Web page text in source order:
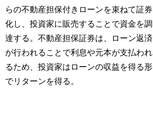
らの不動産担保付きローンを束ねて証券
化し、投資家に販売することで資金を調
達する。不動産担保証券は、ローン返済
が行われることで利息や元本が支払われ
るため、投資家はローンの収益を得る形
でリターンを得る。